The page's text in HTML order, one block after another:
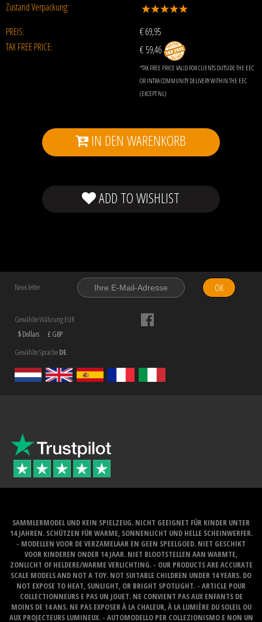
Zustand Verpackung:
PREIS:
€69,95
TAX FREE PRICE:
€ 59,46
*TAX FREE PRICE VALID FOR CLIENTS OUTSIDE THE EEC
OR INTRA COMMUNITY DELIVERY WITHIN THE EEC
(EXCEPT NL)
IN DEN WARENKORB
ADD TO WISHLIST
News letter OK
Gewählte Währung EUR
$ Dollars
£ GBP
Gewählte SpracheDE
SAMMLERMODEL UND KEIN SPIELZEUG. NICHT GEEIGNET FÜR KINDER UNTER
14 JAHREN. SCHÜTZEN FÜR WARME, SONNENLICHT UND HELLE SCHEINWERFER.
- MODELLEN VOOR DE VERZAMELAAR EN GEEN SPEELGOED. NIET GESCHIKT
VOOR KINDEREN ONDER 14 JAAR. NIET BLOOTSTELLEN AAN WARMTE,
ZONLICHT OF HELDERE/WARME VERLICHTING. - OUR PRODUCTS ARE ACCURATE
SCALE MODELS AND NOT A TOY. NOT SUITABLE CHILDREN UNDER 14 YEARS. DO
NOT EXPOSE TO HEAT, SUNLIGHT, OR BRIGHT SPOTLIGHT. - ARTICLE POUR
COLLECTIONNEURS E PAS UN JOUET. NE CONVIENT PAS AUX ENFANTS DE
MOINS DE 14 ANS. NE PAS EXPOSER À LA CHALEUR, À LA LUMIÈRE DU SOLEIL OU
AUX PROJECTEURS LUMINEUX. - AUTOMODELLO PER COLLEZIONISMO E NON UN